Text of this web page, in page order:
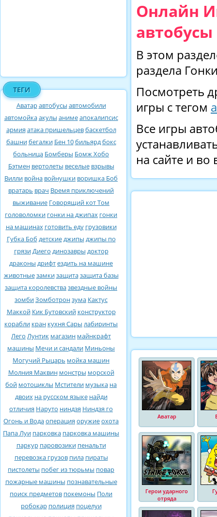
ТЕГИ
Аватаравтобусы автомобили
автомойкаакулы анимеапокалипсис
армия атака пришельцевбаскетбол
башнибегалки Бен 10бильярдбокс
больница Бомберы Бомж Хобо
Бэтмен вертолеты веселые взрывы
Вилли война войнушки воришка Боб
вратарь врач Время приключений
выживание Говорящий кот Том
головоломки гонки на джипах гонки
на машинах готовить еду грузовики
Губка Боб детскиеджипы джипы по
грязиДиего динозавры доктор
драконы дрифтездить на машине
животныезамкизащитазащита базы
защита королевствазвездные войны
зомбиЗомботронзума Кактус
Маккой Кик Бутовский конструктор
корабли кран кухня Сары лабиринты
Лего Лунтик магазин майнкрафт
машины Мечи и сандали Миньоны
Могучий Рыцарь мойка машин
Молния Маквин монстры морской
бой мотоциклы Мстители музыка на
двоих на русском языке найди
отличия Наруто ниндзя Ниндзя го
Огонь и Водаоперация оружиеохота
Папа Луи парковка парковка машины
паркур паровозики пенальти
перевозка грузов пила пираты
пистолеты побег из тюрьмы повар
пожарные машины познавательные
поиск предметов покемоны Поли
робокар полиция поцелуи
Онлайн
В этом
раздела
Посмотреть
игры с тегом
Все игры
на сайте и
Аватар
Герои ударного
отряда